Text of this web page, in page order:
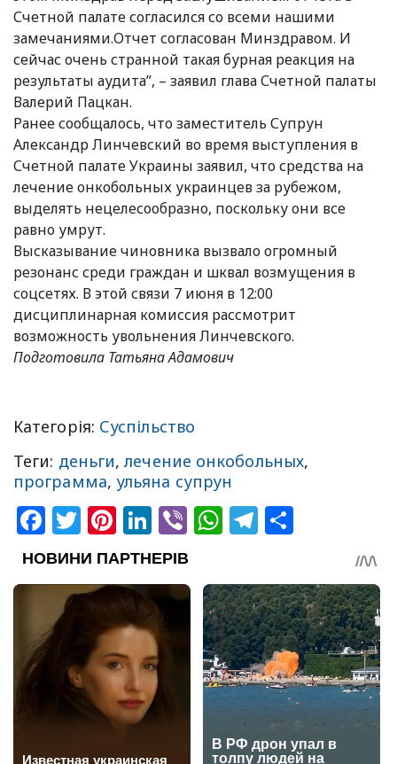
Счетной палате согласился со всеми нашими
замечаниями.Отчет согласован Минздравом. И
сейчас очень странной такая бурная реакция на
результаты аудита”, – заявил глава Счетной палаты
Валерий Пацкан.
Ранее сообщалось, что заместитель Супрун
Александр Линчевский во время выступления в
Счетной палате Украины заявил, что средства на
лечение онкобольных украинцев за рубежом,
выделять нецелесообразно, поскольку они все
равно умрут.
Высказывание чиновника вызвало огромный
резонанс среди граждан и шквал возмущения в
соцсетях. В этой связи 7 июня в 12:00
дисциплинарная комиссия рассмотрит
возможность увольнения Линчевского.
Подготовила Татьяна Адамович
Категорія: Суспільство
Теги: деньги,лечение онкобольных,
программа, ульяна супрун
Facebook
Twitter
Pinterest
LinkedIn
ViberWhatsApp
Telegram